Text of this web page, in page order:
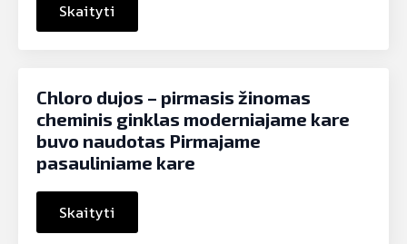
Skaityti
Chloro dujos – pirmasis žinomas
cheminis ginklas moderniajame kare
buvo naudotas Pirmajame
pasauliniame kare
Skaityti